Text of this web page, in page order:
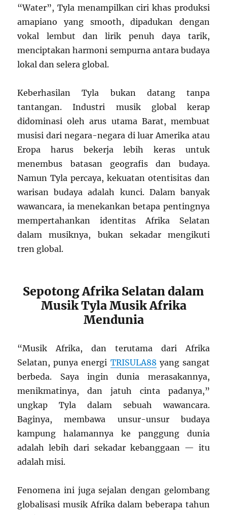
“Water”, Tyla menampilkan ciri khas produksi
amapiano yang smooth, dipadukan dengan
vokal lembut dan lirik penuh daya tarik,
menciptakan harmoni sempurna antara budaya
lokal dan selera global.
Keberhasilan Tyla bukan datang tanpa
tantangan. Industri musik global kerap
didominasi oleh arus utama Barat, membuat
musisi dari negara-negara di luar Amerika atau
Eropa harus bekerja lebih keras untuk
menembus batasan geografis dan budaya.
Namun Tyla percaya, kekuatan otentisitas dan
warisan budaya adalah kunci. Dalam banyak
wawancara, ia menekankan betapa pentingnya
mempertahankan identitas Afrika Selatan
dalam musiknya, bukan sekadar mengikuti
tren global.
Sepotong Afrika Selatan dalam
Musik Tyla Musik Afrika
Mendunia
“Musik Afrika, dan terutama dari Afrika
Selatan, punya energi TRISULA88 yang sangat
berbeda. Saya ingin dunia merasakannya,
menikmatinya, dan jatuh cinta padanya,”
ungkap Tyla dalam sebuah wawancara.
Baginya, membawa unsur-unsur budaya
kampung halamannya ke panggung dunia
adalah lebih dari sekadar kebanggaan — itu
adalah misi.
Fenomena ini juga sejalan dengan gelombang
globalisasi musik Afrika dalam beberapa tahun